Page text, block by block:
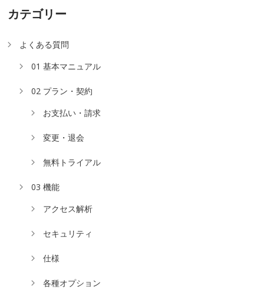
カテゴリー
よくある質問
01 基本マニュアル
02 プラン・契約
お支払い・請求
変更・退会
無料トライアル
03 機能
アクセス解析
セキュリティ
仕様
各種オプション